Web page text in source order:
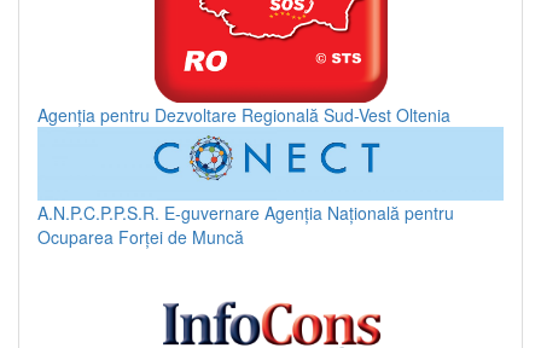
Agenția pentru Dezvoltare Regională Sud-Vest Oltenia
A.N.P.C.P.P.S.R. E-guvernare Agenția Națională pentru
Ocuparea Forței de Muncă